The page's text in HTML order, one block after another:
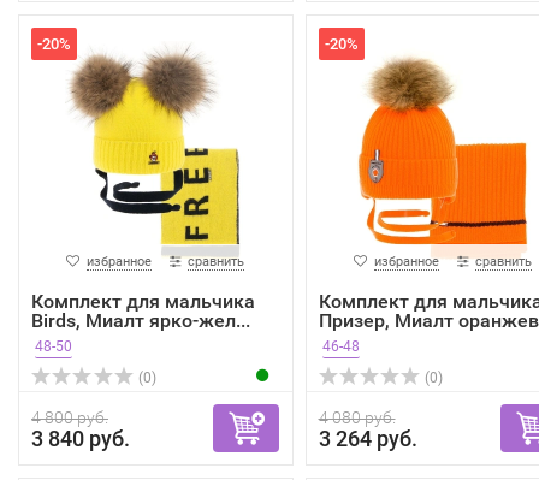
-20%
избранное сравнить
Комплект для мальчика
Birds, Миалт ярко-жел...
48-50
(0)
4 800 руб.
3 840 руб.
-20%
избранное сравнить
Комплект для
Призер, Миалт
46-48
(0)
4 080 руб.
3 264 руб.